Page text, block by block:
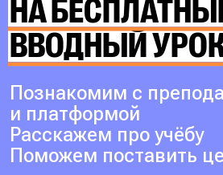
НА
ВВОДНЫЙ
Познакомим с
и платформой
Расскажем про учёбу
Поможем поставить